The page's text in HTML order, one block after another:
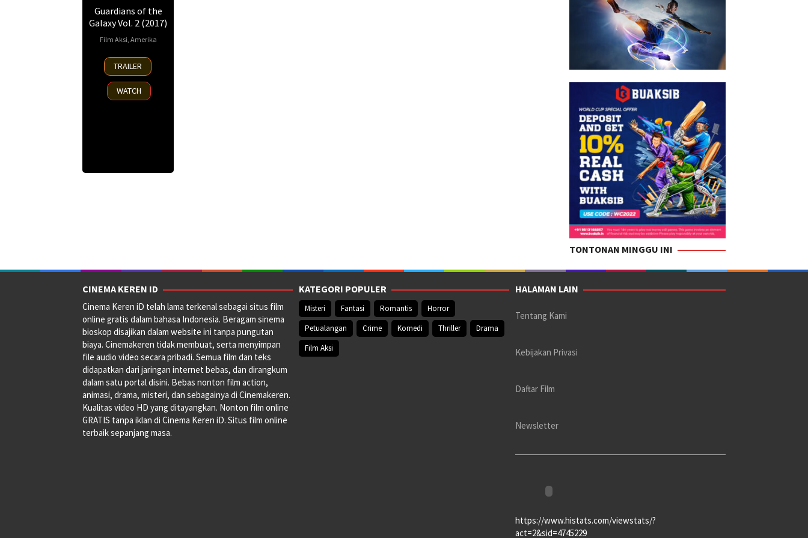
Guardians of the
Galaxy Vol. 2 (2017)
Film Aksi Amerika
19
Apr
2017
Carolina
Jiménez
James
Gunn
TRAILER
WATCH
TONTONAN MINGGU INI
CINEMA KEREN ID
Cinema Keren iD telah lama terkenal sebagai situs film
online gratis dalam bahasa Indonesia. Beragam sinema
bioskop disajikan dalam website ini tanpa pungutan
biaya. Cinemakeren tidak membuat, serta menyimpan
file audio video secara pribadi. Semua film dan teks
didapatkan dari jaringan internet bebas, dan dirangkum
dalam satu portal disini. Bebas nonton film action,
animasi, drama, misteri, dan sebagainya di Cinemakeren.
Kualitas video HD yang ditayangkan. Nonton film online
GRATIS tanpa iklan di Cinema Keren iD. Situs film online
terbaik sepanjang masa.
KATEGORI POPULER
Misteri Fantasi Romantis
Horror
Petualangan
Crime Komedi Thriller
Drama
Film Aksi
HALAMAN LAIN
Tentang Kami
Kebijakan Privasi
Daftar Film
Newsletter
https://www.histats.com/viewstats/?
act=2&sid=4745229